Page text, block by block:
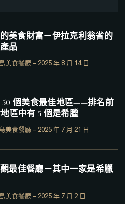
美食財富－伊拉克利翁省的
品
美食餐廳 - 2025 年 8 月 14 日
50 個美食最佳地區——排名前
區中有 5 個是希臘
美食餐廳 - 2025 年 7 月 21 日
最佳餐廳－其中一家是希臘
美食餐廳 - 2025 年 7 月 2 日